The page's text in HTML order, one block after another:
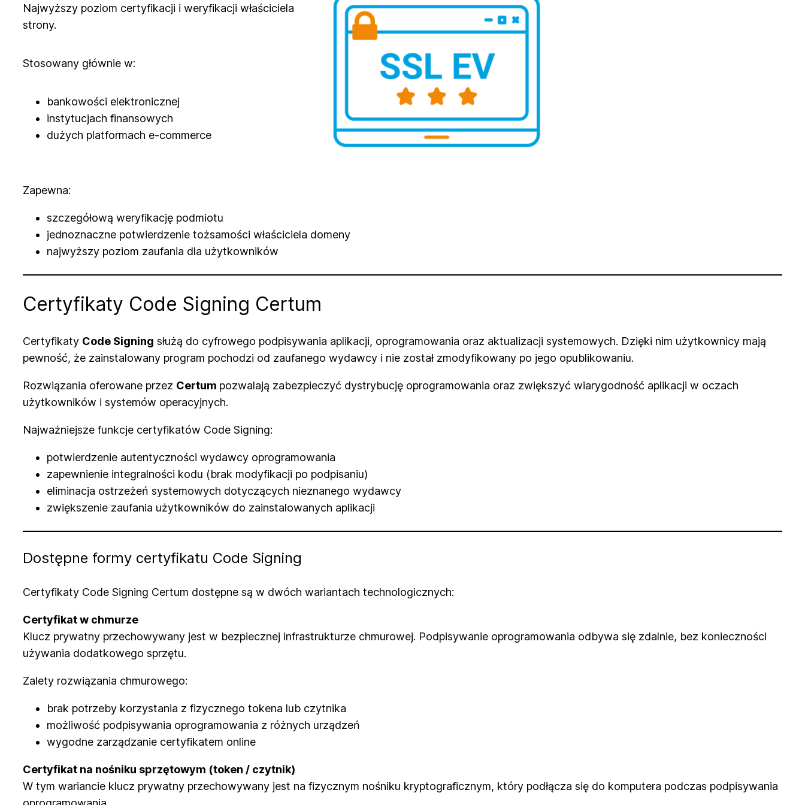
Najwyższy poziom certyfikacji i weryfikacji właściciela
strony.
Stosowany głównie w:
bankowości elektronicznej
instytucjach finansowych
dużych platformach e-commerce
Zapewna:
szczegółową weryfikację podmiotu
jednoznaczne potwierdzenie tożsamości właściciela domeny
najwyższy poziom zaufania dla użytkowników
Certyfikaty Code Signing Certum
Certyfikaty Code Signing służą do cyfrowego podpisywania aplikacji, oprogramowania oraz aktualizacji systemowych. Dzięki nim użytkownicy mają
pewność, że zainstalowany program pochodzi od zaufanego wydawcy i nie został zmodyfikowany po jego opublikowaniu.
Rozwiązania oferowane przez Certum pozwalają zabezpieczyć dystrybucję oprogramowania oraz zwiększyć wiarygodność aplikacji w oczach
użytkowników i systemów operacyjnych.
Najważniejsze funkcje certyfikatów Code Signing:
potwierdzenie autentyczności wydawcy oprogramowania
zapewnienie integralności kodu (brak modyfikacji po podpisaniu)
eliminacja ostrzeżeń systemowych dotyczących nieznanego wydawcy
zwiększenie zaufania użytkowników do zainstalowanych aplikacji
Dostępne formy certyfikatu Code Signing
Certyfikaty Code Signing Certum dostępne są w dwóch wariantach technologicznych:
Certyfikat w chmurze
Klucz prywatny przechowywany jest w bezpiecznej infrastrukturze chmurowej. Podpisywanie oprogramowania odbywa się zdalnie, bez konieczności
używania dodatkowego sprzętu.
Zalety rozwiązania chmurowego:
brak potrzeby korzystania z fizycznego tokena lub czytnika
możliwość podpisywania oprogramowania z różnych urządzeń
wygodne zarządzanie certyfikatem online
Certyfikat na nośniku sprzętowym (token / czytnik)
W tym wariancie klucz prywatny przechowywany jest na fizycznym nośniku kryptograficznym, który podłącza się do komputera podczas podpisywania